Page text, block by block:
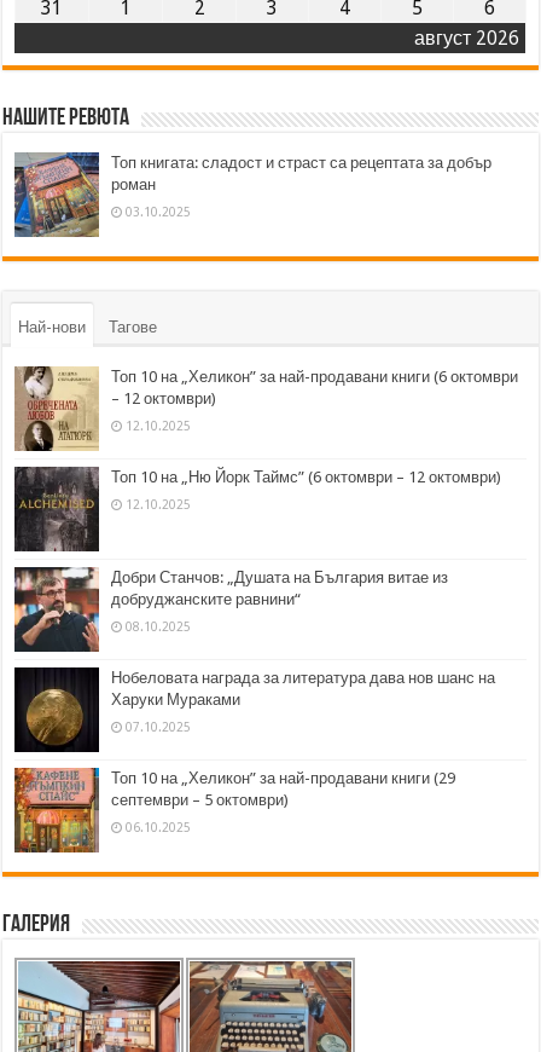
август 2026
31 1 2 3 4 5 6
Нашите ревюта
Топ книгата: сладост и страст са рецептата за добър
роман
03.10.2025
Най-нови Тагове
Топ 10 на „Хеликон” за най-продавани книги (6 октомври
– 12 октомври)
12.10.2025
Топ 10 на „Ню Йорк Таймс” (6 октомври – 12 октомври)
12.10.2025
Добри Станчов: „Душата на България витае из
добруджанските равнини“
08.10.2025
Нобеловата награда за литература дава нов шанс на
Харуки Мураками
07.10.2025
Топ 10 на „Хеликон” за най-продавани книги (29
септември – 5 октомври)
06.10.2025
Галерия